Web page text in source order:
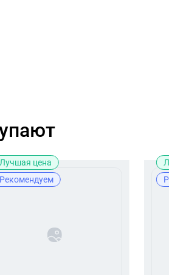
Лучшая цена
Рекомендуем